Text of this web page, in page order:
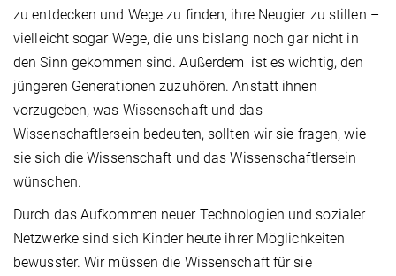
zu entdecken und Wege zu finden, ihre Neugier zu stillen –
vielleicht sogar Wege, die uns bislang noch gar nicht in
den Sinn gekommen sind. Außerdem ist es wichtig, den
jüngeren Generationen zuzuhören. Anstatt ihnen
vorzugeben, was Wissenschaft und das
Wissenschaftlersein bedeuten, sollten wir sie fragen, wie
sie sich die Wissenschaft und das Wissenschaftlersein
wünschen.
Durch das Aufkommen neuer Technologien und sozialer
Netzwerke sind sich Kinder heute ihrer Möglichkeiten
bewusster. Wir müssen die Wissenschaft für sie